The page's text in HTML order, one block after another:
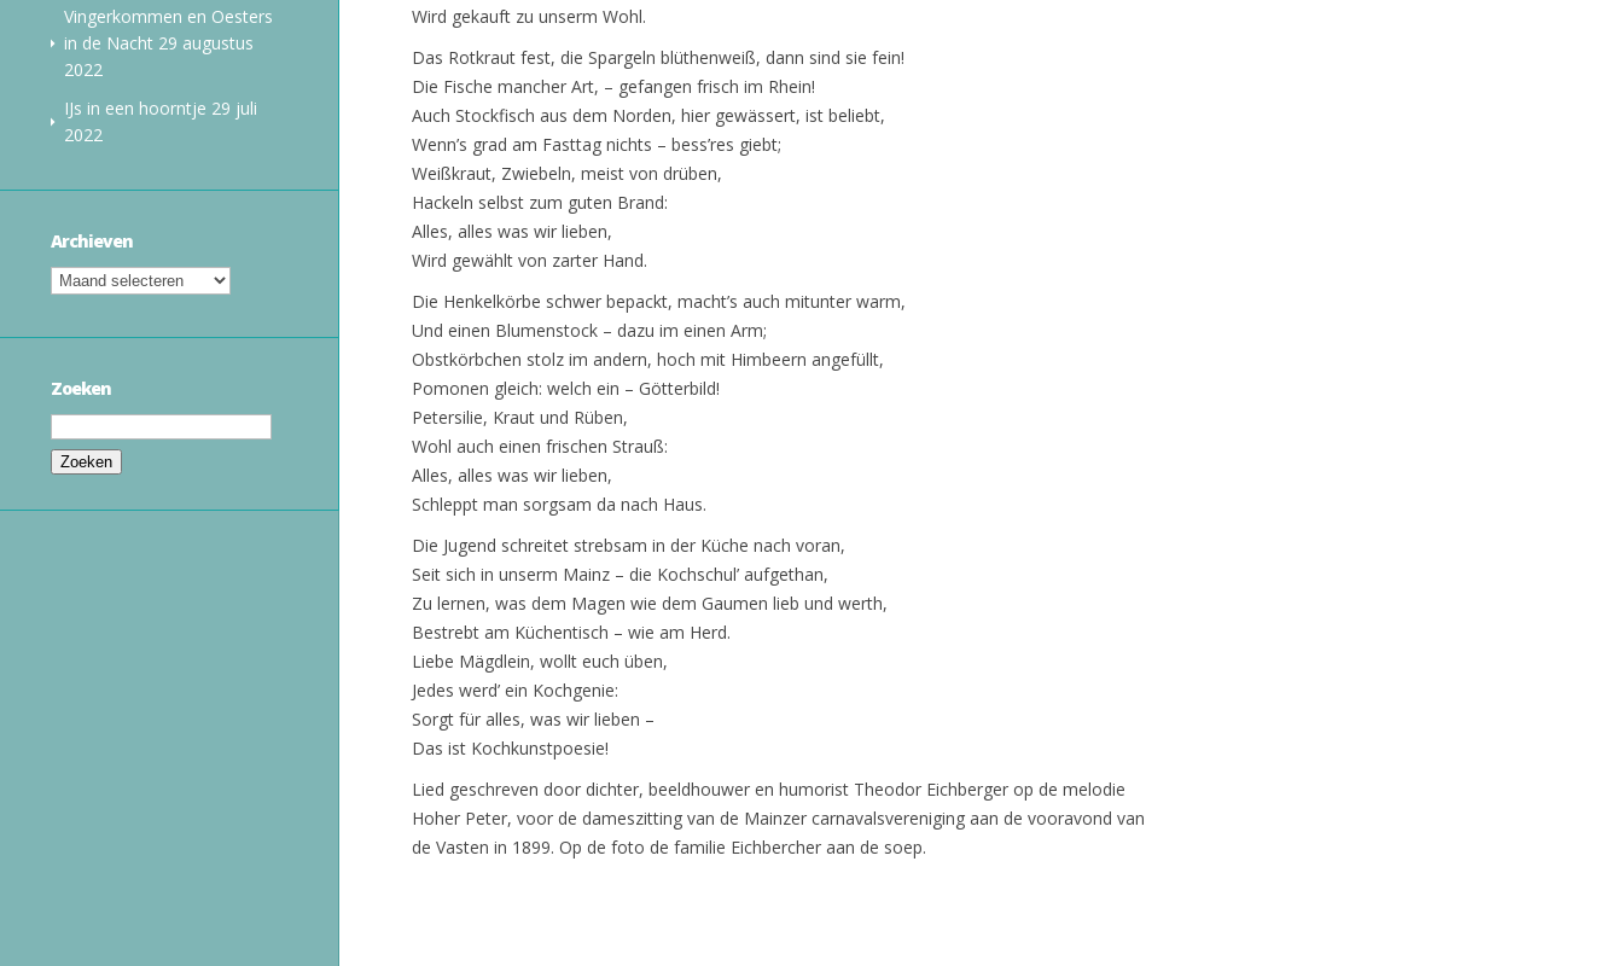
Vingerkommen en Oesters
in de Nacht 29 augustus
2022
IJs in een hoorntje 29 juli
2022
Archieven
Zoeken
Wird gekauft zu unserm Wohl.
Das Rotkraut fest, die Spargeln blüthenweiß, dann sind sie fein!
Die Fische mancher Art, – gefangen frisch im Rhein!
Auch Stockfisch aus dem Norden, hier gewässert, ist beliebt,
Wenn’s grad am Fasttag nichts – bess’res giebt;
Weißkraut, Zwiebeln, meist von drüben,
Hackeln selbst zum guten Brand:
Alles, alles was wir lieben,
Wird gewählt von zarter Hand.
Die Henkelkörbe schwer bepackt, macht’s auch mitunter warm,
Und einen Blumenstock – dazu im einen Arm;
Obstkörbchen stolz im andern, hoch mit Himbeern angefüllt,
Pomonen gleich: welch ein – Götterbild!
Petersilie, Kraut und Rüben,
Wohl auch einen frischen Strauß:
Alles, alles was wir lieben,
Schleppt man sorgsam da nach Haus.
Die Jugend schreitet strebsam in der Küche nach voran,
Seit sich in unserm Mainz – die Kochschul’ aufgethan,
Zu lernen, was dem Magen wie dem Gaumen lieb und werth,
Bestrebt am Küchentisch – wie am Herd.
Liebe Mägdlein, wollt euch üben,
Jedes werd’ ein Kochgenie:
Sorgt für alles, was wir lieben –
Das ist Kochkunstpoesie!
Lied geschreven door dichter, beeldhouwer en humorist Theodor Eichberger op de melodie
Hoher Peter, voor de dameszitting van de Mainzer carnavalsvereniging aan de vooravond van
de Vasten in 1899. Op de foto de familie Eichbercher aan de soep.